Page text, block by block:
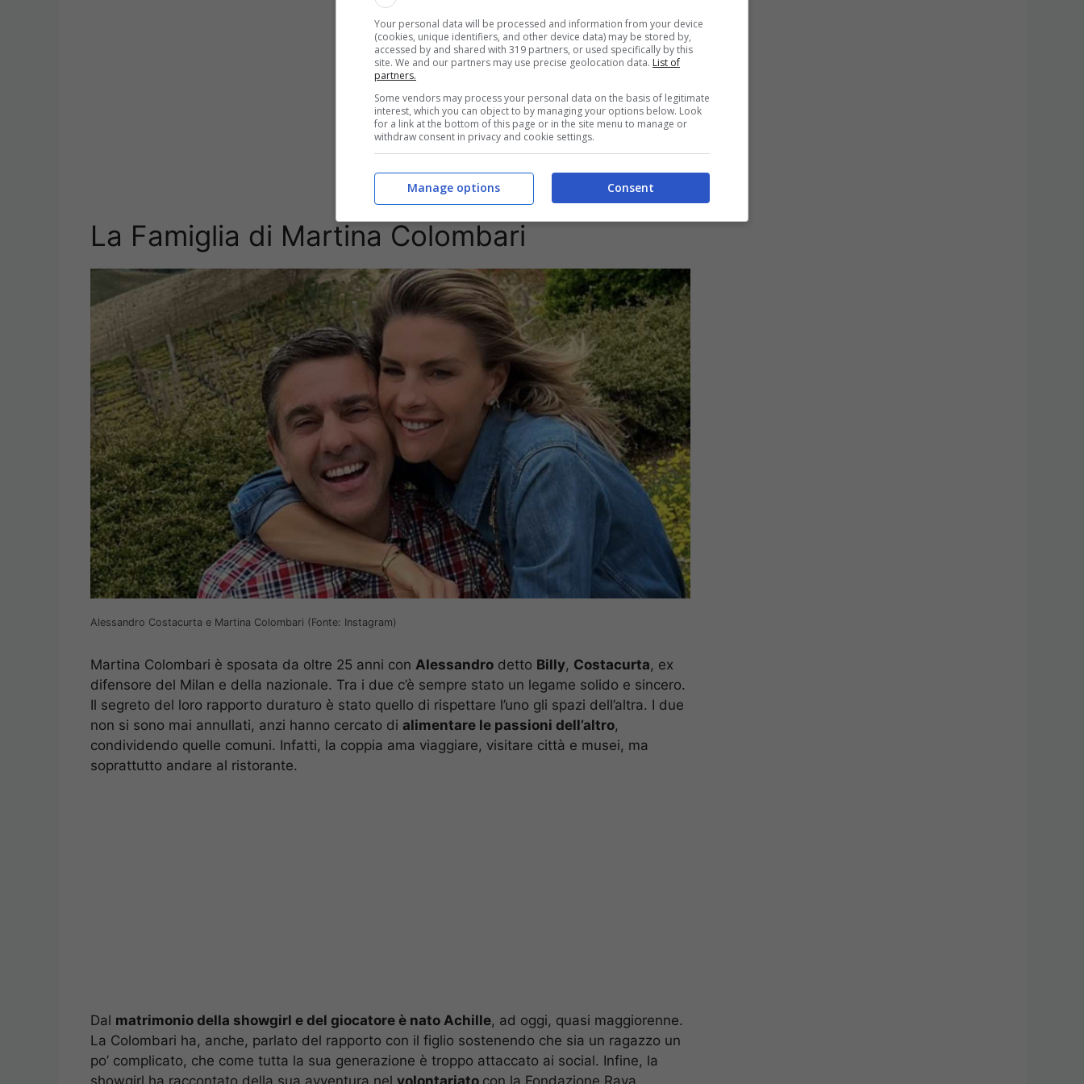
La Famiglia di Martina Colombari
Alessandro Costacurta e Martina Colombari (Fonte: Instagram)
Martina Colombari è sposata da oltre 25 anni con Alessandro detto Billy, Costacurta, ex
difensore del Milan e della nazionale. Tra i due c’è sempre stato un legame solido e sincero.
Il segreto del loro rapporto duraturo è stato quello di rispettare l’uno gli spazi dell’altra. I due
non si sono mai annullati, anzi hanno cercato di alimentare le passioni dell’altro,
condividendo quelle comuni. Infatti, la coppia ama viaggiare, visitare città e musei, ma
soprattutto andare al ristorante.
Dal matrimonio della showgirl e del giocatore è nato Achille, ad oggi, quasi maggiorenne.
La Colombari ha, anche, parlato del rapporto con il figlio sostenendo che sia un ragazzo un
po’ complicato, che come tutta la sua generazione è troppo attaccato ai social. Infine, la
showgirl ha raccontato della sua avventura nel volontariato con la Fondazione Rava,
Your personal data will be processed and information from your device
(cookies, unique identifiers, and other device data) may be stored by,
accessed by and shared with 319 partners, or used specifically by this
site. We and our partners may use precise geolocation data. List of
partners.
Some vendors may process your personal data on the basis of legitimate
interest, which you can object to by managing your options below. Look
for a link at the bottom of this page or in the site menu to manage or
withdraw consent in privacy and cookie settings.
Consent
Manage options